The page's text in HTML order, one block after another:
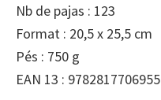
Nb de pajas : 123
Format : 20,5 x 25,5 cm
Pés : 750 g
EAN 13 : 9782817706955